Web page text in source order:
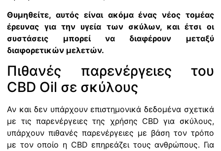
Θυμηθείτε, αυτός είναι ακόμα ένας νέος τομέας
έρευνας για την υγεία των σκύλων, και έτσι οι
συστάσεις μπορεί να διαφέρουν μεταξύ
διαφορετικών μελετών.
Πιθανές παρενέργειες του
CBD Oil σε σκύλους
Αν και δεν υπάρχουν επιστημονικά δεδομένα σχετικά
με τις παρενέργειες της χρήσης CBD για σκύλους,
υπάρχουν πιθανές παρενέργειες με βάση τον τρόπο
με τον οποίο η CBD επηρεάζει τους ανθρώπους. Για